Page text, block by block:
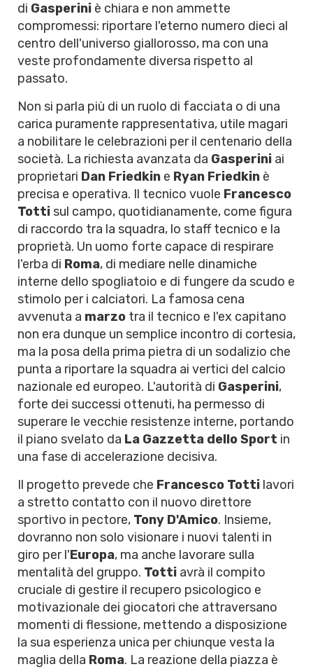
di Gasperini è chiara e non ammette
compromessi: riportare l'eterno numero dieci al
centro dell'universo giallorosso, ma con una
veste profondamente diversa rispetto al
passato.
Non si parla più di un ruolo di facciata o di una
carica puramente rappresentativa, utile magari
a nobilitare le celebrazioni per il centenario della
società. La richiesta avanzata da Gasperini ai
proprietari Dan Friedkin e Ryan Friedkin è
precisa e operativa. Il tecnico vuole Francesco
Totti sul campo, quotidianamente, come figura
di raccordo tra la squadra, lo staff tecnico e la
proprietà. Un uomo forte capace di respirare
l'erba di Roma, di mediare nelle dinamiche
interne dello spogliatoio e di fungere da scudo e
stimolo per i calciatori. La famosa cena
avvenuta a marzo tra il tecnico e l'ex capitano
non era dunque un semplice incontro di cortesia,
ma la posa della prima pietra di un sodalizio che
punta a riportare la squadra ai vertici del calcio
nazionale ed europeo. L'autorità di Gasperini,
forte dei successi ottenuti, ha permesso di
superare le vecchie resistenze interne, portando
il piano svelato da La Gazzetta dello Sport in
una fase di accelerazione decisiva.
Il progetto prevede che Francesco Totti lavori
a stretto contatto con il nuovo direttore
sportivo in pectore, Tony D'Amico. Insieme,
dovranno non solo visionare i nuovi talenti in
giro per l'Europa, ma anche lavorare sulla
mentalità del gruppo. Totti avrà il compito
cruciale di gestire il recupero psicologico e
motivazionale dei giocatori che attraversano
momenti di flessione, mettendo a disposizione
la sua esperienza unica per chiunque vesta la
maglia della Roma. La reazione della piazza è